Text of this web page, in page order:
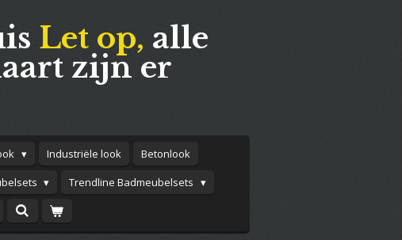
Let op, alle
zijn er
Industriële look
Betonlook
Trendline Badmeubelsets